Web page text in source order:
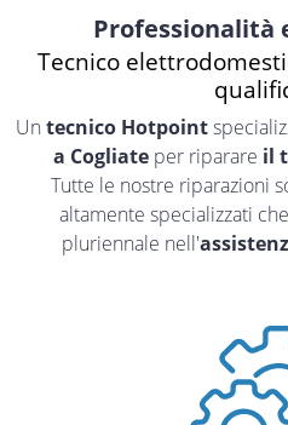
Professionalità
Tecnico
Un tecnico Hotpoint
a Cogliate per riparare il
Tutte le nostre riparazioni
altamente specializzati
pluriennale nell'